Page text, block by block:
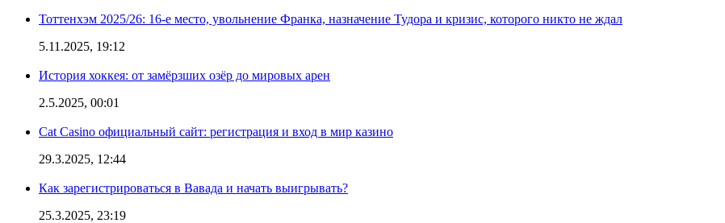
Тоттенхэм 2025/26: 16-е место, увольнение Франка, назначение Тудора и кризис, которого никто не ждал
5.11.2025, 19:12
История хоккея: от замёрзших озёр до мировых арен
2.5.2025, 00:01
Cat Casino официальный сайт: регистрация и вход в мир казино
29.3.2025, 12:44
Как зарегистрироваться в Вавада и начать выигрывать?
25.3.2025, 23:19